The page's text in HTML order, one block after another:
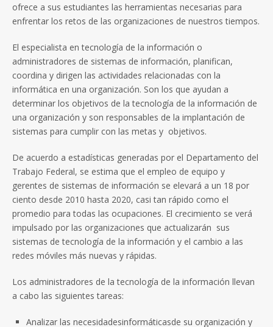
ofrece a sus estudiantes las herramientas necesarias para
enfrentar los retos de las organizaciones de nuestros tiempos.
El especialista en tecnología de la información o
administradores de sistemas de información, planifican,
coordina y dirigen las actividades relacionadas con la
informática en una organización. Son los que ayudan a
determinar los objetivos de la tecnología de la información de
una organización y son responsables de la implantación de
sistemas para cumplir con las metas y objetivos.
De acuerdo a estadísticas generadas por el Departamento del
Trabajo Federal, se estima que el empleo de equipo y
gerentes de sistemas de información se elevará a un 18 por
ciento desde 2010 hasta 2020, casi tan rápido como el
promedio para todas las ocupaciones. El crecimiento se verá
impulsado por las organizaciones que actualizarán sus
sistemas de tecnología de la información y el cambio a las
redes móviles más nuevas y rápidas.
Los administradores de la tecnología de la información llevan
a cabo las siguientes tareas:
Analizar las necesidadesinformáticasde su organización y